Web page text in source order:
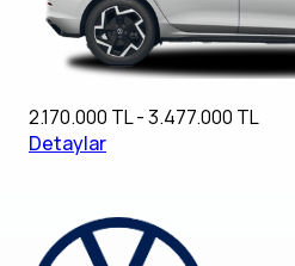
2.170.000 TL - 3.477.000 TL
Detaylar